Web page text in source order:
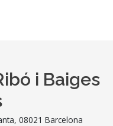
i Baiges
08021 Barcelona